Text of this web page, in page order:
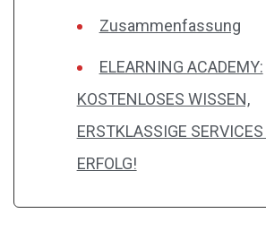
Zusammenfassung
ELEARNING ACADEMY:
KOSTENLOSES WISSEN,
ERSTKLASSIGE
ERFOLG!